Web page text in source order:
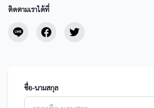
ติดตามเราได้ที่
ชื่อ-นามสกุล